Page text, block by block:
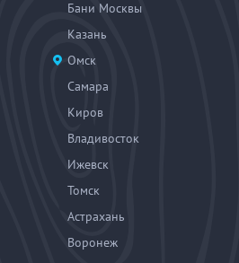
Бани Москвы
Казань
Омск
Самара
Киров
Владивосток
Ижевск
Томск
Астрахань
Воронеж